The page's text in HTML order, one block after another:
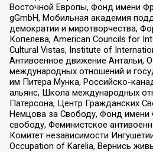
Восточной Европы, Фонд имени
gGmbH, Мобильная академия
демократии и миротворчества,
Копелева, American Councils for
Cultural Vistas, Institute of
Антивоенное движение Антальи,
международных отношений и
им Питера Мунка, Российско-
альянс, Школа международных
Патерсона, Центр Гражданских
Немцова за Свободу, Фонд имени
свободу, Феминистское
Комитет независимости
Occupation of Karelia, Вернись